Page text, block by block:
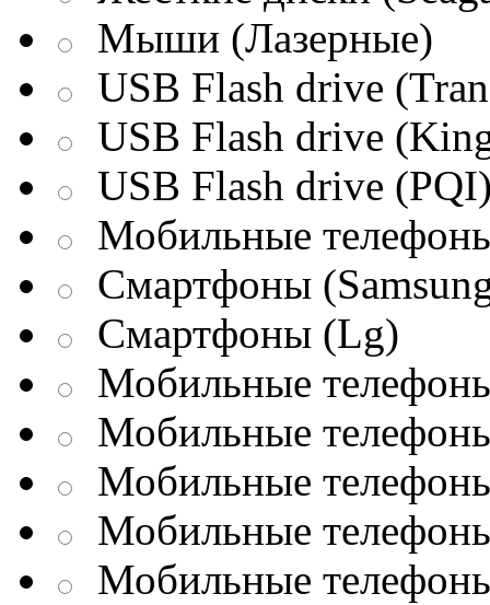
Мыши (Лазерные)
USB Flash drive
USB Flash drive
USB Flash drive
Мобильные
Смартфоны
Смартфоны (Lg)
Мобильные
Мобильные
Мобильные
Мобильные
Мобильные